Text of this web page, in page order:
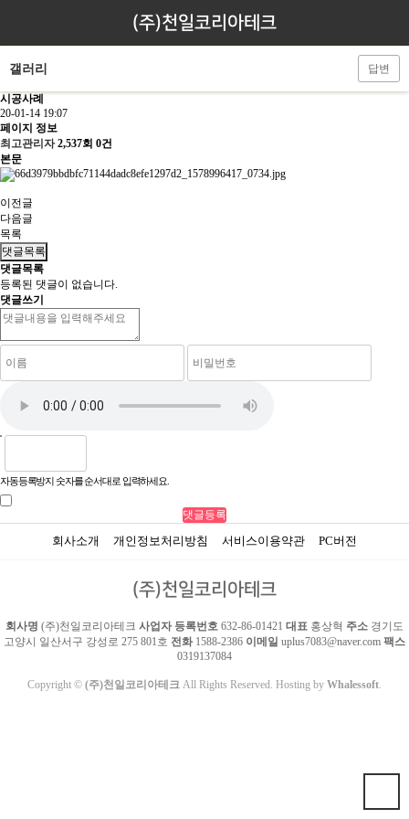
(주)천일코리아테크
갤러리 답변
시공사례
20-01-14 19:07
페이지 정보
최고관리자 2,537회 0건
본문
이전글
다음글
목록
댓글목록
댓글목록
등록된 댓글이 없습니다.
댓글쓰기
자동등록방지 숫자를 순서대로 입력하세요.
회사소개 개인정보처리방침 서비스이용약관 PC버전
(주)천일코리아테크
회사명 (주)천일코리아테크 사업자 등록번호 632-86-01421 대표 홍상혁 주소 경기도
고양시 일산서구 강성로 275 801호 전화1588-2386 이메일 uplus7083@naver.com 팩스
0319137084
Copyright © (주)천일코리아테크 All Rights Reserved. Hosting by Whalessoft.